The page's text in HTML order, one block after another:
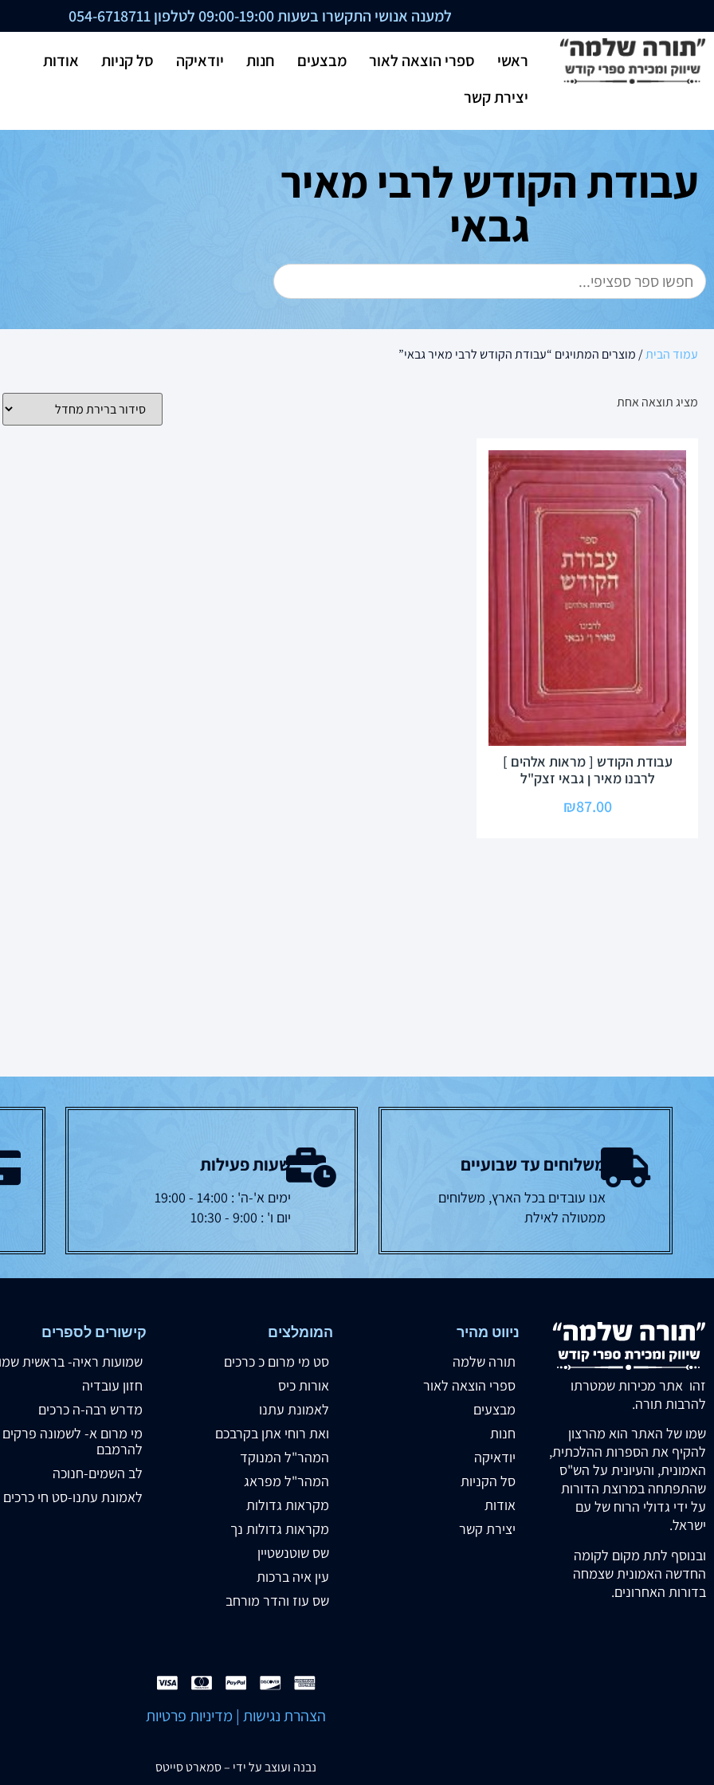
למענה אנושי התקשרו בשעות 09:00-19:00 לטלפון 054-6718711
ראשי ספרי הוצאה לאור מבצעים חנות יודאיקה סל קניות
אודות
יצירת קשר
עבודת הקודש לרבי מאיר
גבאי
עמוד הבית/ מוצרים המתויגים “עבודת הקודש לרבי מאיר גבאי”
מציג תוצאה אחת
עבודת הקודש [ מראות אלהים ]
לרבנו מאיר ן גבאי זצק"ל
₪87.00
משלוחים עד שבועיים
אנו עובדים בכל הארץ, משלוחים
ממטולה לאילת
שעות פעילות
ימים א'-ה' : 14:00 - 19:00
יום ו' : 9:00 - 10:30
זהו אתר מכירות שמטרתו
להרבות תורה.
שמו של האתר הוא מהרצון
להקיף את הספרות ההלכתית,
האמונית, והעיונית על הש"ס
שהתפתחה במרוצת הדורות
על ידי גדולי הרוח של עם
ישראל.
ובנוסף לתת מקום לקומה
החדשה האמונית שצמחה
בדורות האחרונים.
ניווט מהיר
תורה שלמה
ספרי הוצאה לאור
מבצעים
חנות
יודאיקה
סל הקניות
אודות
יצירת קשר
המומלצים
סט מי מרום כ כרכים
אורות כיס
לאמונת עתנו
ואת רוחי אתן בקרבכם
המהר"ל המנוקד
המהר"ל מפראג
מקראות גדולות
מקראות גדולות נך
שס שוטנשטיין
עין איה ברכות
שס עוז והדר מורחב
קישורים לספרים
שמועות ראיה- בראשית
חזון עובדיה
מדרש רבה-ה כרכים
מי מרום א- לשמונה פרקים
להרמבם
לב השמים-חנוכה
לאמונת עתנו-סט חי כרכים
הצהרת נגישות | מדיניות פרטיות
נבנה ועוצב על ידי –סמארט סייטס